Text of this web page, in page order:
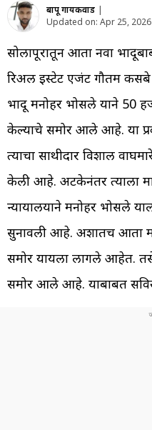
बापू गायकवाड |
Updated on: Apr 25,
सोलापूरातून आता नवा
रिअल इस्टेट एजंट गौतम कसबे
भोंदू मनोहर भोसले याने 50
केल्याचे समोर आले आहे. या
त्याचा साथीदार विशाल
केली आहे. अटकेनंतर त्याला
न्यायालयाने मनोहर भोसले
सुनावली आहे. अशातच आता
समोर यायला लागले आहेत.
समोर आले आहे. याबाबत